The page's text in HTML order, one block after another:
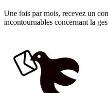
Une fois par mois, recevez un
incontournables concernant la